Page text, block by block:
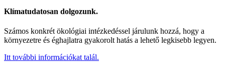
Klímatudatosan dolgozunk.
Számos konkrét ökológiai intézkedéssel járulunk hozzá, hogy a
környezetre és éghajlatra gyakorolt hatás a lehető legkisebb legyen.
Itt további információkat talál.